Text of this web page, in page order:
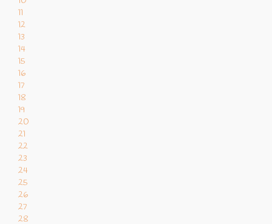
11
12
13
14
15
16
17
18
19
20
21
22
23
24
25
26
27
28